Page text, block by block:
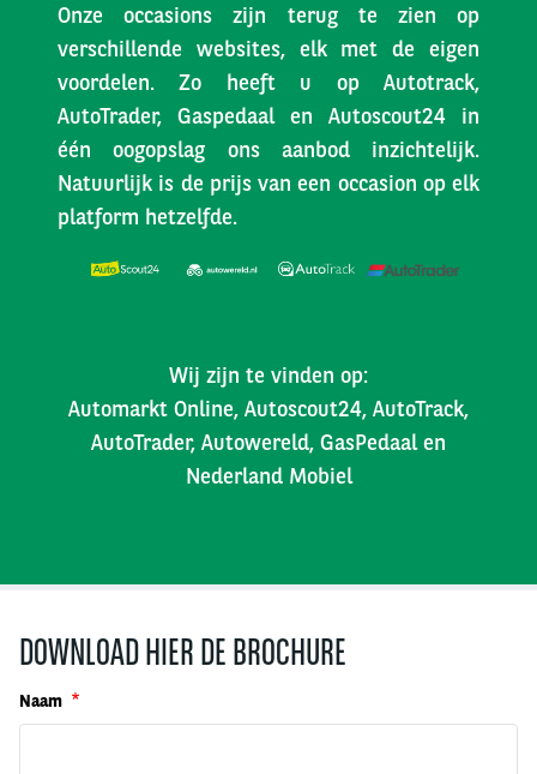
Onze occasions zijn terug te zien op
verschillende websites, elk met de eigen
voordelen. Zo heeft u op Autotrack,
AutoTrader, Gaspedaal en Autoscout24 in
één oogopslag ons aanbod inzichtelijk.
Natuurlijk is de prijs van een occasion op elk
platform hetzelfde.
Wij zijn te vinden op:
Automarkt Online, Autoscout24, AutoTrack,
AutoTrader, Autowereld, GasPedaal en
Nederland Mobiel
DOWNLOAD HIER DE BROCHURE
Naam